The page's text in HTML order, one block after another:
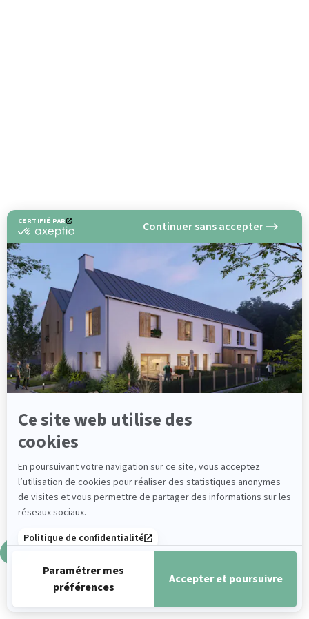
CERTIFIÉ PAR
certifié
En
savoir
plus
Axeptio
Continuer sans accepter
Ce site web utilise des
cookies
En poursuivant votre navigation sur ce site, vous acceptez
l’utilisation de cookies pour réaliser des statistiques anonymes
de visites et vous permettre de partager des informations sur les
réseaux sociaux.
Politique de confidentialité
Paramétrer mes
préférences
Accepter et poursuivre